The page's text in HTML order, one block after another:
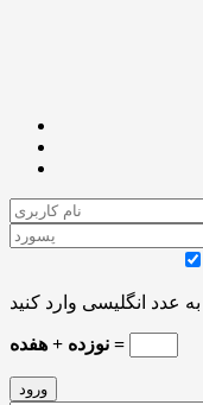
نوزده + هفده =